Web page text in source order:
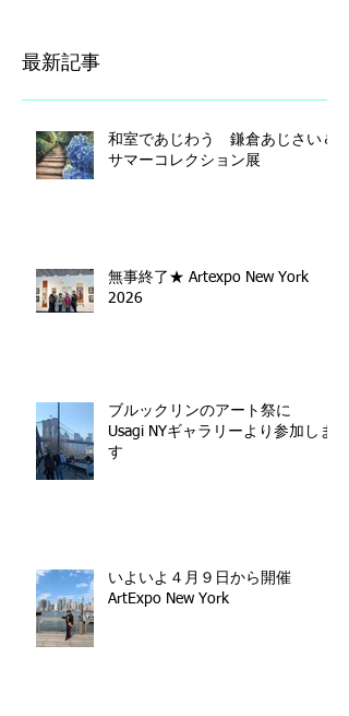
最新記事
和室であじわう 鎌倉あじさい＆
サマーコレクション展
無事終了★ Artexpo New York
2026
ブルックリンのアート祭に
Usagi NYギャラリーより参加しま
す
いよいよ４月９日から開催
ArtExpo New York